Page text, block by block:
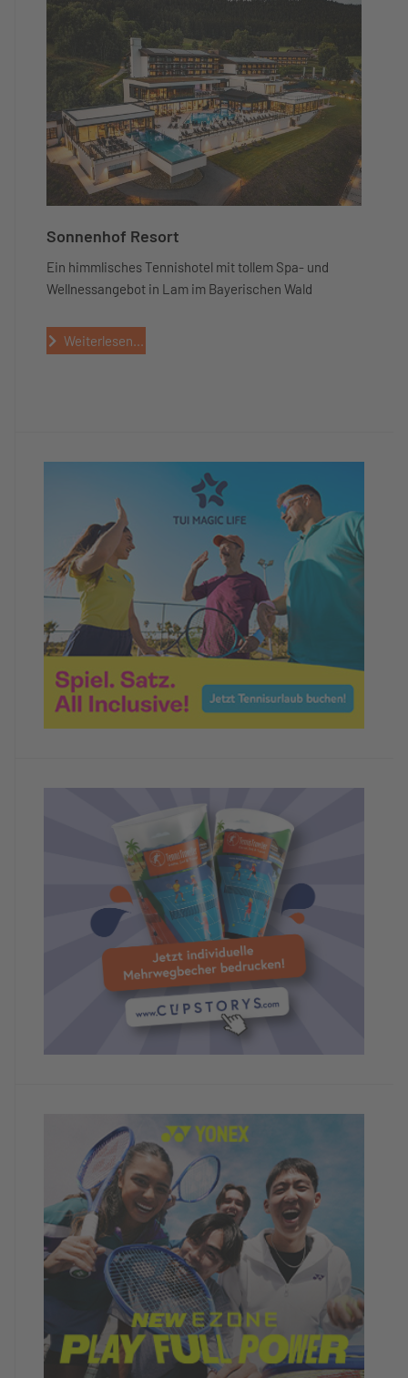
Sonnenhof Resort
Ein himmlisches Tennishotel mit tollem Spa- und
Wellnessangebot in Lam im Bayerischen Wald
Weiterlesen...